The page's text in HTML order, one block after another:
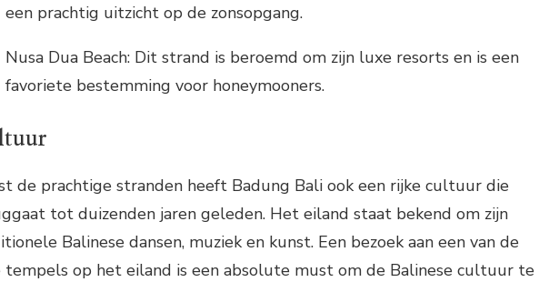
een prachtig uitzicht op de zonsopgang.
Nusa Dua Beach: Dit strand is beroemd om zijn luxe resorts en is een
favoriete bestemming voor honeymooners.
de prachtige stranden heeft Badung Bali ook een rijke cultuur die
tot duizenden jaren geleden. Het eiland staat bekend om zijn
Balinese dansen, muziek en kunst. Een bezoek aan een van de
tempels op het eiland is een absolute must om de Balinese cultuur te